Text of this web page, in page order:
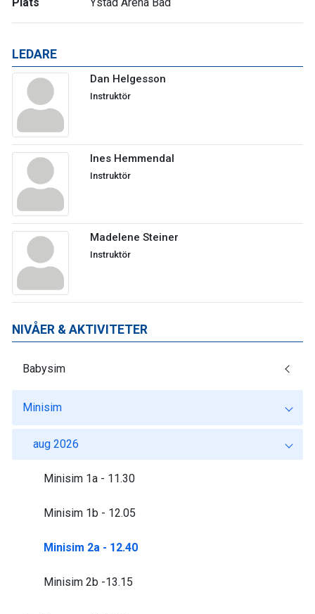
Plats
Ystad Arena Bad
LEDARE
Dan Helgesson
Instruktör
Ines Hemmendal
Instruktör
Madelene Steiner
Instruktör
NIVÅER & AKTIVITETER
Babysim
Minisim
aug 2026
Minisim 1a - 11.30
Minisim 1b - 12.05
Minisim 2a - 12.40
Minisim 2b -13.15